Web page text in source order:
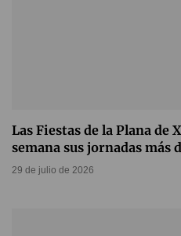
Las Fiestas de la Plana de
semana sus jornadas más
29 de julio de 2026